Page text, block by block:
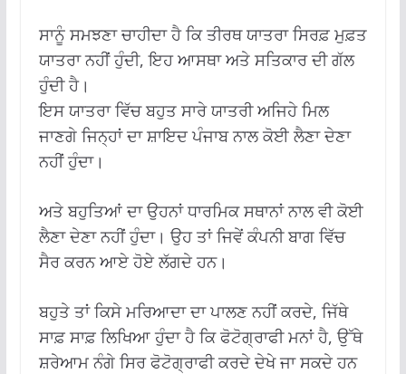
ਸਾਨੂੰ ਸਮਝਣਾ ਚਾਹੀਦਾ ਹੈ ਕਿ ਤੀਰਥ ਯਾਤਰਾ ਸਿਰਫ਼ ਮੁਫ਼ਤ
ਯਾਤਰਾ ਨਹੀਂ ਹੁੰਦੀ, ਇਹ ਆਸਥਾ ਅਤੇ ਸਤਿਕਾਰ ਦੀ ਗੱਲ
ਹੁੰਦੀ ਹੈ।
ਇਸ ਯਾਤਰਾ ਵਿੱਚ ਬਹੁਤ ਸਾਰੇ ਯਾਤਰੀ ਅਜਿਹੇ ਮਿਲ
ਜਾਣਗੇ ਜਿਨ੍ਹਾਂ ਦਾ ਸ਼ਾਇਦ ਪੰਜਾਬ ਨਾਲ ਕੋਈ ਲੈਣਾ ਦੇਣਾ
ਨਹੀਂ ਹੁੰਦਾ।
ਅਤੇ ਬਹੁਤਿਆਂ ਦਾ ਉਹਨਾਂ ਧਾਰਮਿਕ ਸਥਾਨਾਂ ਨਾਲ ਵੀ ਕੋਈ
ਲੈਣਾ ਦੇਣਾ ਨਹੀਂ ਹੁੰਦਾ। ਉਹ ਤਾਂ ਜਿਵੇਂ ਕੰਪਨੀ ਬਾਗ ਵਿੱਚ
ਸੈਰ ਕਰਨ ਆਏ ਹੋਏ ਲੱਗਦੇ ਹਨ।
ਬਹੁਤੇ ਤਾਂ ਕਿਸੇ ਮਰਿਆਦਾ ਦਾ ਪਾਲਣ ਨਹੀਂ ਕਰਦੇ, ਜਿੱਥੇ
ਸਾਫ਼ ਸਾਫ਼ ਲਿਖਿਆ ਹੁੰਦਾ ਹੈ ਕਿ ਫੋਟੋਗ੍ਰਾਫੀ ਮਨਾਂ ਹੈ, ਉੱਥੇ
ਸ਼ਰੇਆਮ ਨੰਗੇ ਸਿਰ ਫੋਟੋਗ੍ਰਾਫੀ ਕਰਦੇ ਦੇਖੇ ਜਾ ਸਕਦੇ ਹਨ